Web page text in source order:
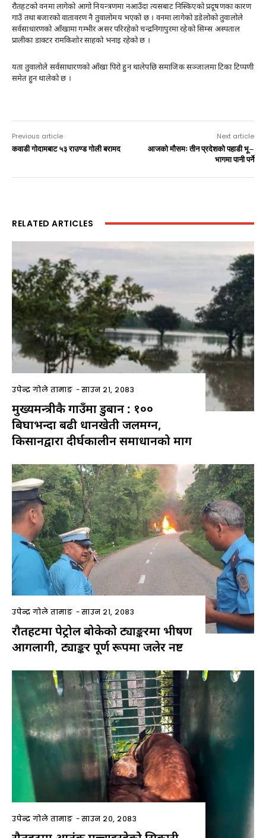
रौतहटको वनमा लागेको आगो नियन्त्रणमा नआउँदा त्यसबाट निस्किएको प्रदूषणका कारण
गाउँ तथा बजारको वातावरण नै तुवालोमय भएको छ । वनमा लागेको डडेलोको तुवालोले
सर्वसाधारणको आँखामा गम्भीर असर परिरहेको चन्द्रनिगापुरमा रहेको सिम्स अस्पताल
प्रालीका डाक्टर रामकिशोर साहको भनाइ रहेको छ ।
यता तुवालोले सर्वसाधारणको आँखा पिरो हुन थालेपछि समाजिक सञ्जालमा टिका टिप्पणी
समेत हुन थालेको छ ।
Previous article
कवाडी गोदामबाट ५३ राउण्ड गोली बरामद
Next article
आजको मौसमः तीन प्रदेशको पहाडी भू–
भागमा पानी पर्ने
RELATED ARTICLES
उपेन्द्र गोले तामाङ -साउन २१, २०८३
मुख्यमन्त्रीकै गाउँमा डुबान : १००
बिघाभन्दा बढी धानखेती जलमग्न,
किसानद्वारा दीर्घकालीन समाधानको माग
उपेन्द्र गोले तामाङ -साउन २१, २०८३
रौतहटमा पेट्रोल बोकेको ट्याङ्करमा भीषण
आगलागी, ट्याङ्कर पूर्ण रूपमा जलेर नष्ट
उपेन्द्र गोले तामाङ -साउन २०, २०८३